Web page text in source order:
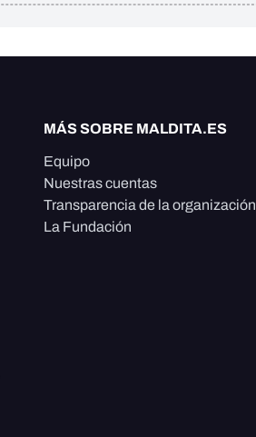
MÁS SOBRE MALDITA.ES
Equipo
Nuestras cuentas
Transparencia de la organización
La Fundación